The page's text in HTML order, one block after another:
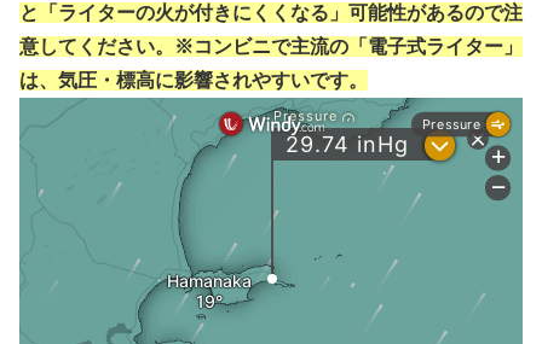
と「ライターの火が付きにくくなる」可能性があるので注
意してください。※コンビニで主流の「電子式ライター」
は、気圧・標高に影響されやすいです。